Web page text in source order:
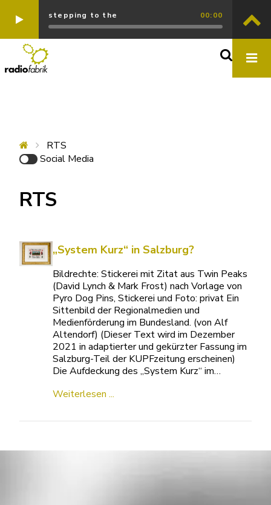
stepping to the 00:00
RTS
Social Media
RTS
„System Kurz“ in Salzburg?
Bildrechte: Stickerei mit Zitat aus Twin Peaks
(David Lynch & Mark Frost) nach Vorlage von
Pyro Dog Pins, Stickerei und Foto: privat Ein
Sittenbild der Regionalmedien und
Medienförderung im Bundesland. (von Alf
Altendorf) (Dieser Text wird im Dezember
2021 in adaptierter und gekürzter Fassung im
Salzburg-Teil der KUPFzeitung erscheinen)
Die Aufdeckung des „System Kurz“ im…
Weiterlesen ...